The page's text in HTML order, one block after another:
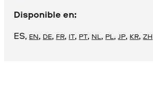
Disponible en:
ES, EN, DE, FR, IT, PT, NL, PL,JP, KR,ZH